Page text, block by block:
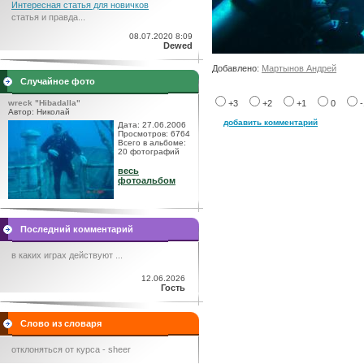
Интересная статья для новичков
статья и правда...
08.07.2020 8:09
Dewed
Случайное фото
wreck "Hibadalla"
Автор: Николай
Дата: 27.06.2006
Просмотров: 6764
Всего в альбоме:
20 фотографий
весь
фотоальбом
Последний комментарий
в каких играх действуют ...
12.06.2026
Гость
Слово из словаря
отклоняться от курса - sheer
Добавлено: Мартынов Андрей
+3 +2 +1 0
добавить комментарий